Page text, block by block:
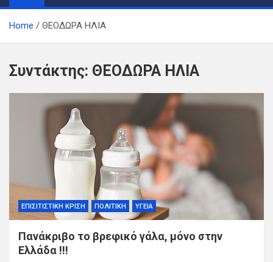
Home ΘΕΟΔΩΡΑ ΗΛΙΑ
Συντάκτης: ΘΕΟΔΩΡΑ ΗΛΙΑ
ΕΠΙΣΙΤΙΣΤΙΚΗ ΚΡΙΣΗ ΠΟΛΙΤΙΚΗ ΥΓΕΙΑ
Πανάκριβο το βρεφικό γάλα, μόνο στην
Ελλάδα !!!